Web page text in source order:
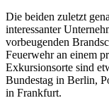
Die beiden zuletzt
interessanter
vorbeugenden
Feuerwehr an einem
Exkursionsorte sind
Bundestag in Berlin,
in Frankfurt.